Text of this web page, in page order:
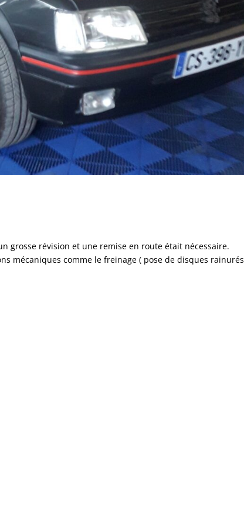
grosse révision et une remise en route était nécessaire.
mécaniques comme le freinage ( pose de disques rainurés